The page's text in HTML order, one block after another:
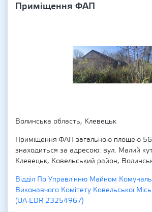
Приміщення ФАП
Волинська область, Клевецьк
Приміщення ФАП загальною площею
знаходиться за адресою: вул. Малий
Клевецьк, Ковельський район,
Відділ По Управлінню Майном
Виконавчого Комітету Ковельської
(UA-EDR 23254967)